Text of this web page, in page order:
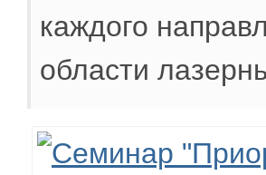
каждого
области